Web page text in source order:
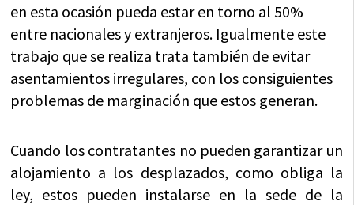
en esta ocasión pueda estar en torno al 50%
entre nacionales y extranjeros. Igualmente este
trabajo que se realiza trata también de evitar
asentamientos irregulares, con los consiguientes
problemas de marginación que estos generan.
Cuando los contratantes no pueden garantizar un
alojamiento a los desplazados, como obliga la
ley, estos pueden instalarse en la sede de la